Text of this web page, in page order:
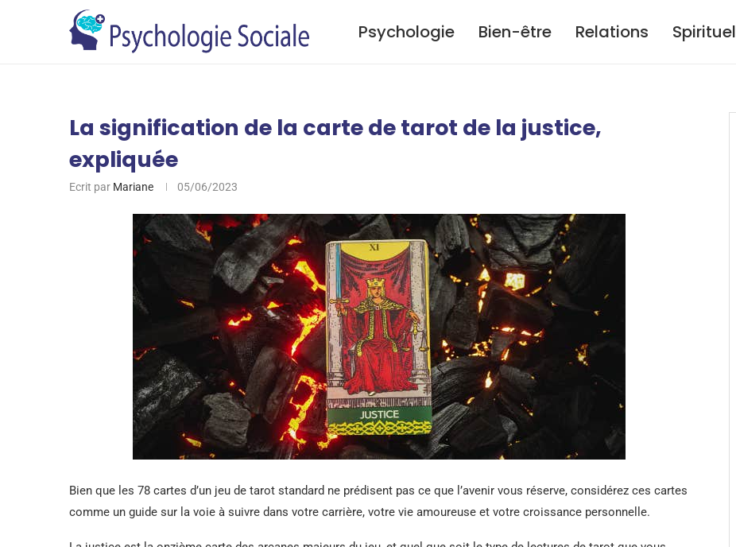
Psychologie Bien-être Relations Spirituel
La signification de la carte de tarot de la justice,
expliquée
Ecrit par Mariane 05/06/2023
Bien que les 78 cartes d’un jeu de tarot standard ne prédisent pas ce que l’avenir vous réserve, considérez ces cartes
comme un guide sur la voie à suivre dans votre carrière, votre vie amoureuse et votre croissance personnelle.